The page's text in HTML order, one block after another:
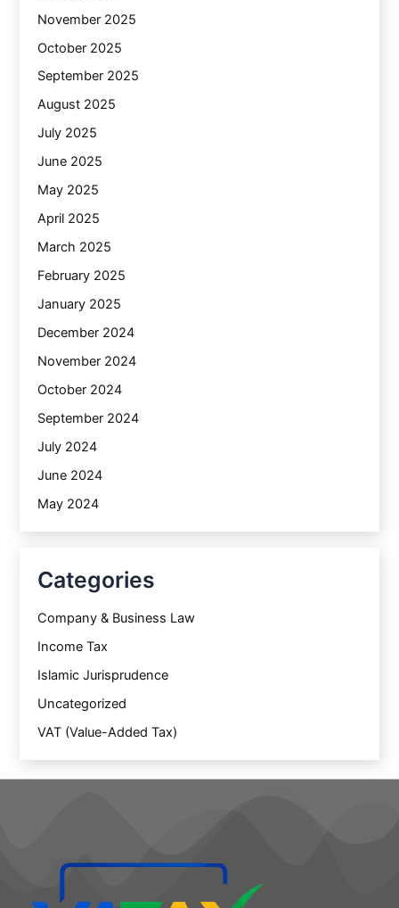
November 2025
October 2025
September 2025
August 2025
July 2025
June 2025
May 2025
April 2025
March 2025
February 2025
January 2025
December 2024
November 2024
October 2024
September 2024
July 2024
June 2024
May 2024
Categories
Company & Business Law
Income Tax
Islamic Jurisprudence
Uncategorized
VAT (Value-Added Tax)